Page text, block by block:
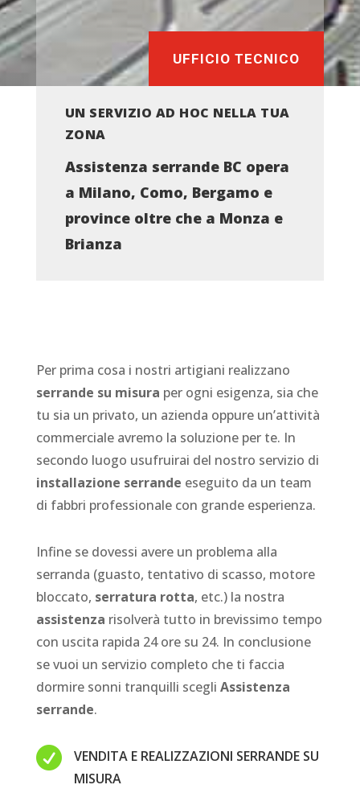
UFFICIO TECNICO
UN SERVIZIO AD HOC NELLA TUA
ZONA
Assistenza serrande BC opera
a Milano, Como, Bergamo e
province oltre che a Monza e
Brianza
Per prima cosa i nostri artigiani realizzano
serrande su misura per ogni esigenza, sia che
tu sia un privato, un azienda oppure un’attività
commerciale avremo la soluzione per te. In
secondo luogo usufruirai del nostro servizio di
installazione serrande eseguito da un team
di fabbri professionale con grande esperienza.
Infine se dovessi avere un problema alla
serranda (guasto, tentativo di scasso, motore
bloccato, serratura rotta, etc.) la nostra
assistenza risolverà tutto in brevissimo tempo
con uscita rapida 24 ore su 24. In conclusione
se vuoi un servizio completo che ti faccia
dormire sonni tranquilli scegli Assistenza
serrande.

VENDITA E REALIZZAZIONI SERRANDE SU
MISURA